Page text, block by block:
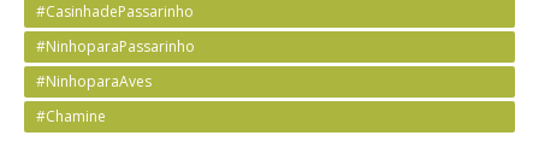
#CasinhadePassarinho
#NinhoparaPassarinho
#NinhoparaAves
#Chamine